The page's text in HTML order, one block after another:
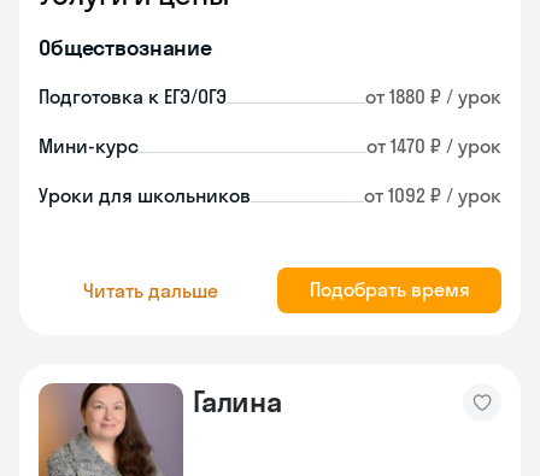
Обществознание
Подготовка к ЕГЭ/ОГЭ от 1880 ₽ / урок
Мини-курс от 1470 ₽ / урок
Уроки для школьников от 1092 ₽ / урок
Читать дальше Подобрать время
Галина